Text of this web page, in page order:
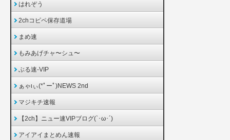
はれぞう
2chコピペ保存道場
まめ速
もみあげチャ〜シュ〜
ぶる速-VIP
ぁゃιぃ(*ﾟーﾟ)NEWS 2nd
マジキチ速報
【2ch】ニュー速VIPブログ(`･ω･´)
アイアイまとめん速報